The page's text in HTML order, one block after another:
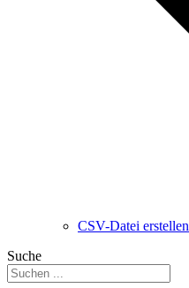
CSV-Datei erstellen
Suche